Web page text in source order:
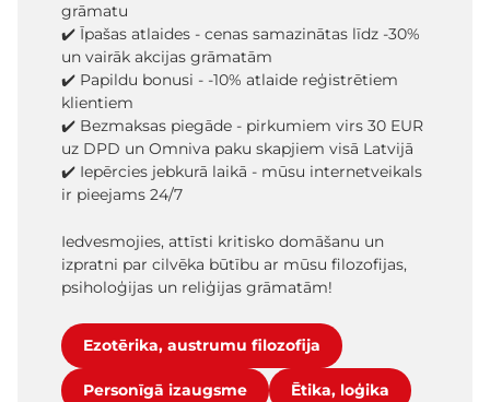
grāmatu
✔️ Īpašas atlaides - cenas samazinātas līdz -30%
un vairāk akcijas grāmatām
✔️ Papildu bonusi - -10% atlaide reģistrētiem
klientiem
✔️ Bezmaksas piegāde - pirkumiem virs 30 EUR
uz DPD un Omniva paku skapjiem visā Latvijā
✔️ Iepērcies jebkurā laikā - mūsu internetveikals
ir pieejams 24/7
Iedvesmojies, attīsti kritisko domāšanu un
izpratni par cilvēka būtību ar mūsu filozofijas,
psiholoģijas un reliģijas grāmatām!
Ezotērika, austrumu filozofija
Personīgā izaugsme Ētika, loģika